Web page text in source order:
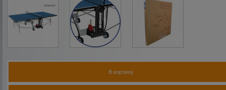
В корзину